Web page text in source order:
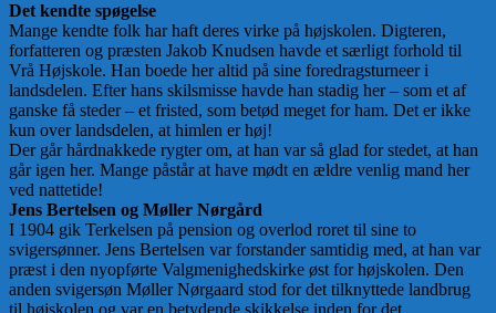
Det kendte spøgelse
Mange kendte folk har haft deres virke på højskolen. Digteren,
forfatteren og præsten Jakob Knudsen havde et særligt forhold til
Vrå Højskole. Han boede her altid på sine foredragsturneer i
landsdelen. Efter hans skilsmisse havde han stadig her – som et af
ganske få steder – et fristed, som betød meget for ham. Det er ikke
kun over landsdelen, at himlen er høj!
Der går hårdnakkede rygter om, at han var så glad for stedet, at han
går igen her. Mange påstår at have mødt en ældre venlig mand her
ved nattetide!
Jens Bertelsen og Møller Nørgård
I 1904 gik Terkelsen på pension og overlod roret til sine to
svigersønner. Jens Bertelsen var forstander samtidig med, at han var
præst i den nyopførte Valgmenighedskirke øst for højskolen. Den
anden svigersøn Møller Nørgaard stod for det tilknyttede landbrug